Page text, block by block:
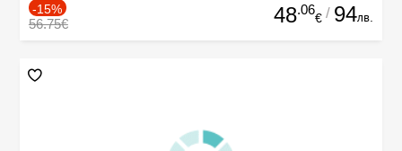
-15%
56.75€ 48.06
€ / 94лв.